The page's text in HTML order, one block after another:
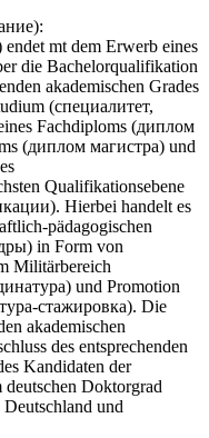
mt dem Erwerb eines
die Bachelorqualifikation
akademischen Grades
(специалитет,
Fachdiploms (диплом
(диплом магистра) und
Qualifikationsebene
Hierbei handelt es
pädagogischen
in Form von
Militärbereich
und Promotion
стажировка). Die
akademischen
des entsprechenden
Kandidaten der
deutschen Doktorgrad
und